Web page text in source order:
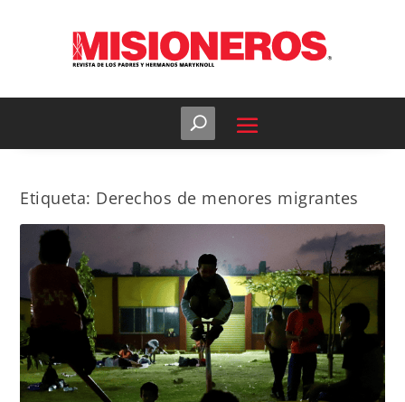
Etiqueta: Derechos de menores migrantes